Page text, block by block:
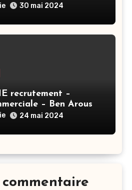
30 mai 2024
recrutement –
– Ben Arous
24 mai 2024